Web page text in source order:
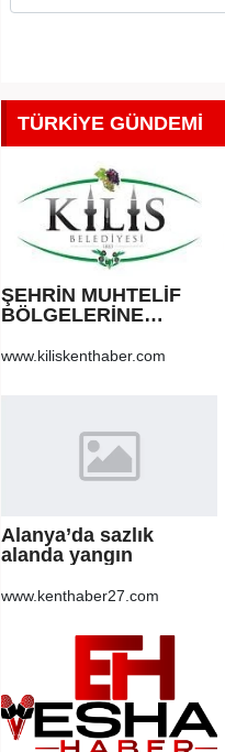
TÜRKİYE GÜNDEMİ
ŞEHRİN MUHTELİF
BÖLGELERİNE
VE BOZULAN
www.kiliskenthaber.com
Alanya’da sazlık
alanda yangın
www.kenthaber27.com